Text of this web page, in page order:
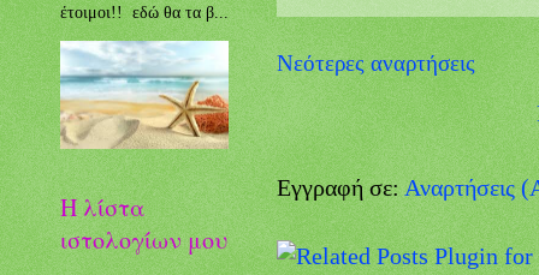
Νεότερες αναρτήσεις
Εγγραφή σε:Αναρτήσεις
έτοιμοι!! εδώ θα τα β...
Η λίστα
ιστολογίων μου